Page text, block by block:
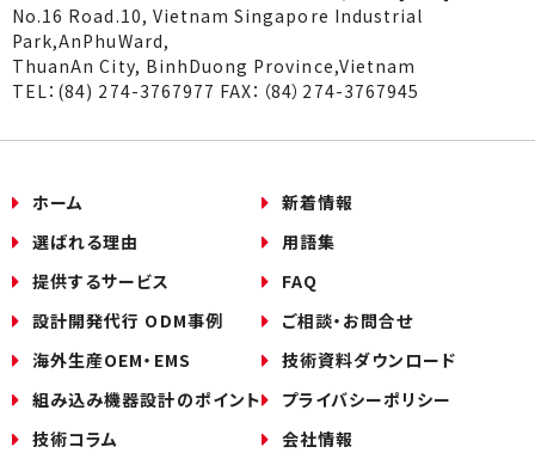
No.16 Road.10, Vietnam Singapore Industrial
Park,AnPhuWard,
ThuanAn City, BinhDuong Province,Vietnam
TEL：(84) 274-3767977 FAX：（84）274-3767945
ホーム
選ばれる理由
提供するサービス
設計開発代行 ODM事例
海外生産OEM・EMS
組み込み機器設計のポイント
技術コラム
新着情報
用語集
FAQ
ご相談・お問合せ
技術資料ダウンロード
プライバシーポリシー
会社情報